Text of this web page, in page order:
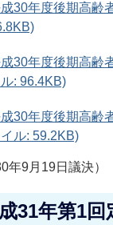
30年度後期高齢
30年度後期高齢
: 96.4KB)
30年度後期高齢
イル: 59.2KB)
年9月19日議決）
成31年第1